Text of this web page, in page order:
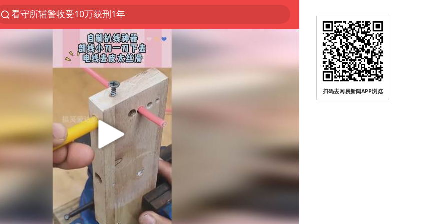
看守所辅警收受10万获刑1年
以“新”破局 首发经济点亮城市消费活力
中方回应是否在太平洋海底开采稀土
佛得角门将亮相智利俱乐部主场
陈熠叫医疗暂停被驳回 带伤遭逆转
深圳地面沉降致车辆损坏系谣言
多地要求领导干部带头休假
今年已有4位周星驰电影配角去世
法国下周开始禁止未经同意的电话营销
CIA被曝已秘密设立古巴工作组
我国编制完成新版全月地质图
扫码去网易新闻APP浏览